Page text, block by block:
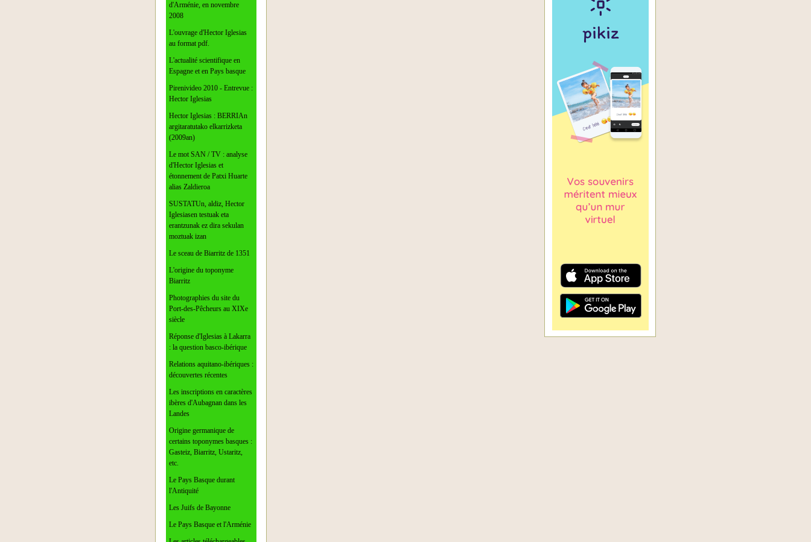
d'Arménie, en novembre
2008
L'ouvrage d'Hector Iglesias
au format pdf.
L'actualité scientifique en
Espagne et en Pays basque
Pirenivideo 2010 - Entrevue :
Hector Iglesias
Hector Iglesias : BERRIAn
argitaratutako elkarrizketa
(2009an)
Le mot SAN / TV : analyse
d'Hector Iglesias et
étonnement de Patxi Huarte
alias Zaldieroa
SUSTATUn, aldiz, Hector
Iglesiasen testuak eta
erantzunak ez dira sekulan
moztuak izan
Le sceau de Biarritz de 1351
L'origine du toponyme
Biarritz
Photographies du site du
Port-des-Pêcheurs au XIXe
siècle
Réponse d'Iglesias à Lakarra
: la question basco-ibérique
Relations aquitano-ibériques :
découvertes récentes
Les inscriptions en caractères
ibères d'Aubagnan dans les
Landes
Origine germanique de
certains toponymes basques :
Gasteiz, Biarritz, Ustaritz,
etc.
Le Pays Basque durant
l'Antiquité
Les Juifs de Bayonne
Le Pays Basque et l'Arménie